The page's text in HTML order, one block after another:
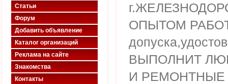
Статьи
Форум
Добавить объявление
Каталог организаций
Реклама на сайте
Знакомства
Контакты
ОПЫТОМ
ВЫПОЛНИТ
И РЕМОНТНЫЕ